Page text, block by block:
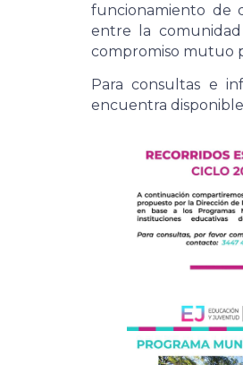
funcionamiento de
entre la
compromiso mutuo
Para consultas e
encuentra